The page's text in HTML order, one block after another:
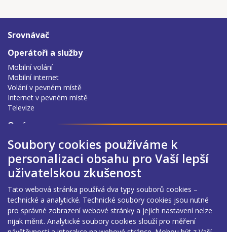
Srovnávač
Operátoři a služby
Mobilní volání
Mobilní internet
Volání v pevném místě
Internet v pevném místě
Televize
O nás
O srovnávacím nástroji
Podmínky užití
Zpracování osobních údajů
Prohlášení o přístupnosti
Správa cookies
Nahlášení chybných údajů
Poslední aktualizace
6. 8. 2026 02:36
Soubory cookies používáme k
personalizaci obsahu pro Vaší lepší
uživatelskou zkušenost
Tato webová stránka používá dva typy souborů cookies –
technické a analytické. Technické soubory cookies jsou nutné
pro správné zobrazení webové stránky a jejich nastavení nelze
nijak měnit. Analytické soubory cookies slouží pro měření